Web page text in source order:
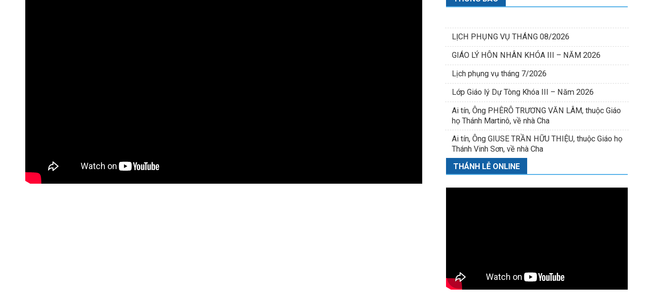
LỊCH PHỤNG VỤ THÁNG 08/2026
GIÁO LÝ HÔN NHÂN KHÓA III – NĂM 2026
Lịch phụng vụ tháng 7/2026
Lớp Giáo lý Dự Tòng Khóa III – Năm 2026
Ai tín, Ông PHÊRÔ TRƯƠNG VĂN LÂM, thuộc Giáo
họ Thánh Martinô, về nhà Cha
Ai tín, Ông GIUSE TRẦN HỮU THIỆU, thuộc Giáo họ
Thánh Vinh Sơn, về nhà Cha
THÁNH LỄ ONLINE